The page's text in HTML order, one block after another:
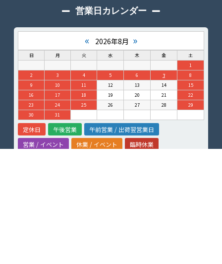
営業日カレンダー
« 2026年8月 »
日 月 火 水 木 金
土
1
2
3 4 5 6 7
8
9
10 11 12 13 14
15
16
17 18 19 20 21
22
23
24 25 26 27 28
29
30
31
定休日 午後営業
午前営業 / 出荷翌営業日
営業 / イベント
休業 / イベント 臨時休業